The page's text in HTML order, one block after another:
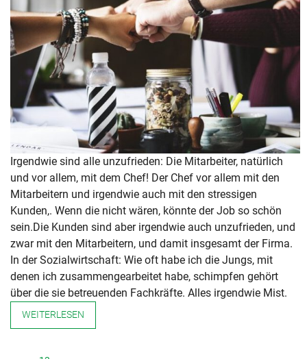
Irgendwie sind alle unzufrieden: Die Mitarbeiter, natürlich
und vor allem, mit dem Chef! Der Chef vor allem mit den
Mitarbeitern und irgendwie auch mit den stressigen
Kunden,. Wenn die nicht wären, könnte der Job so schön
sein.Die Kunden sind aber irgendwie auch unzufrieden, und
zwar mit den Mitarbeitern, und damit insgesamt der Firma.
In der Sozialwirtschaft: Wie oft habe ich die Jungs, mit
denen ich zusammengearbeitet habe, schimpfen gehört
über die sie betreuenden Fachkräfte. Alles irgendwie Mist.
WEITERLESEN